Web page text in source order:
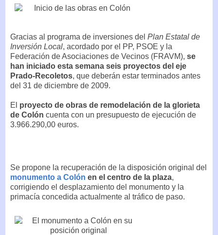
Gracias al programa de inversiones del Plan Estatal de
Inversión Local, acordado por el PP, PSOE y la
Federación de Asociaciones de Vecinos (FRAVM), se
han iniciado esta semana seis proyectos del eje
Prado-Recoletos, que deberán estar terminados antes
del 31 de diciembre de 2009.
El proyecto de obras de remodelación de la glorieta
de Colón cuenta con un presupuesto de ejecución de
3.966.290,00 euros.
Se propone la recuperación de la disposición original del
monumento a Colón en el centro de la plaza,
corrigiendo el desplazamiento del monumento y la
primacía concedida actualmente al tráfico de paso.